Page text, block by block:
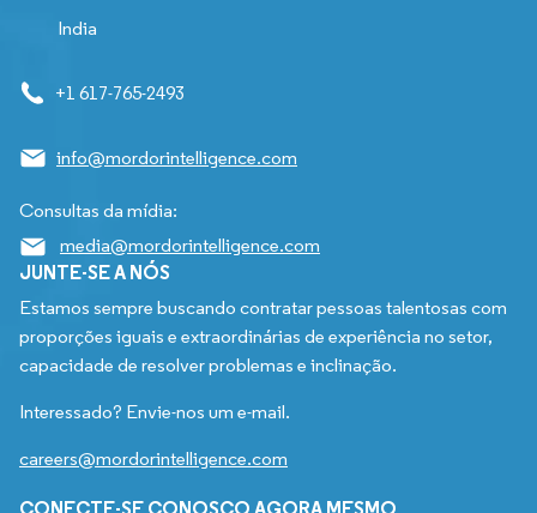
India
+1 617-765-2493
info@mordorintelligence.com
Consultas da mídia:
media@mordorintelligence.com
JUNTE-SE A NÓS
Estamos sempre buscando contratar pessoas talentosas com
proporções iguais e extraordinárias de experiência no setor,
capacidade de resolver problemas e inclinação.
Interessado? Envie-nos um e-mail.
careers@mordorintelligence.com